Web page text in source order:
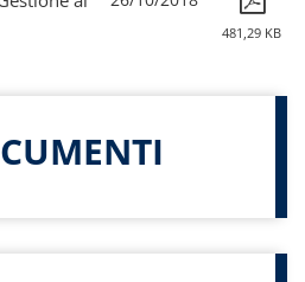
481,29 KB